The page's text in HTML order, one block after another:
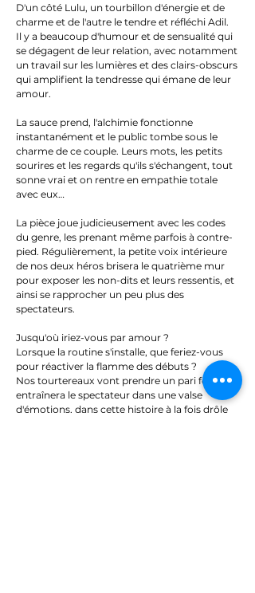
D'un côté Lulu, un tourbillon d'énergie et de
charme et de l'autre le tendre et réfléchi Adil.
Il y a beaucoup d'humour et de sensualité qui
se dégagent de leur relation, avec notamment
un travail sur les lumières et des clairs-obscurs
qui amplifient la tendresse qui émane de leur
amour.
La sauce prend, l'alchimie fonctionne
instantanément et le public tombe sous le
charme de ce couple. Leurs mots, les petits
sourires et les regards qu'ils s'échangent, tout
sonne vrai et on rentre en empathie totale
avec eux…
La pièce joue judicieusement avec les codes
du genre, les prenant même parfois à contre-
pied. Régulièrement, la petite voix intérieure
de nos deux héros brisera le quatrième mur
pour exposer les non-dits et leurs ressentis, et
ainsi se rapprocher un peu plus des
spectateurs.
Jusqu'où iriez-vous par amour ?
Lorsque la routine s'installe, que feriez-vous
pour réactiver la flamme des débuts ?
Nos tourtereaux vont prendre un pari fou qui
entraînera le spectateur dans une valse
d'émotions, dans cette histoire à la fois drôle